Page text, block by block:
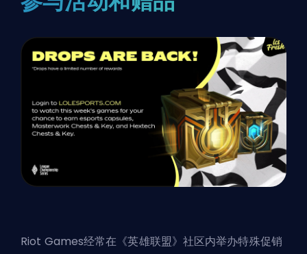
Riot Games经常在《英雄联盟》社区内举办特殊促销